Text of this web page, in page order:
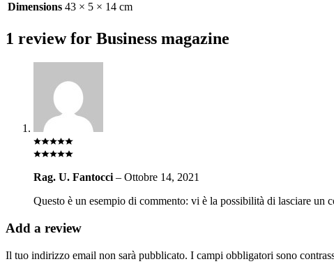
Dimensions 43 × 5 × 14 cm
1 review for Business magazine
Rag. U. Fantocci – Ottobre 14, 2021
Questo è un esempio di commento: vi è la possibilità di lasciare
Add a review
Il tuo indirizzo email non sarà pubblicato. I campi obbligatori sono